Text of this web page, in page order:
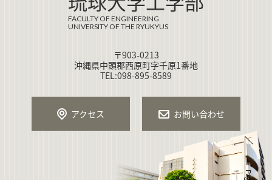
アクセス お問い合わせ
FACULTY OF ENGINEERING
UNIVERSITY OF THE RYUKYUS
〒903-0213
沖縄県中頭郡西原町字千原1番地
TEL:098-895-8589